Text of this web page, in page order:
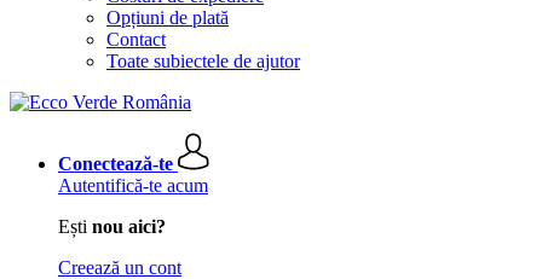
Opțiuni de plată
Contact
Toate subiectele de ajutor
Conectează-te
Autentifică-te acum
Ești nou aici?
Creează un cont